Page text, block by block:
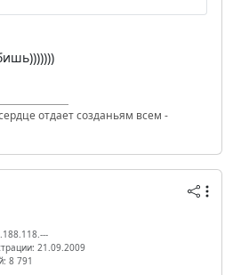
отдает созданьям всем -
21.09.2009
8 791